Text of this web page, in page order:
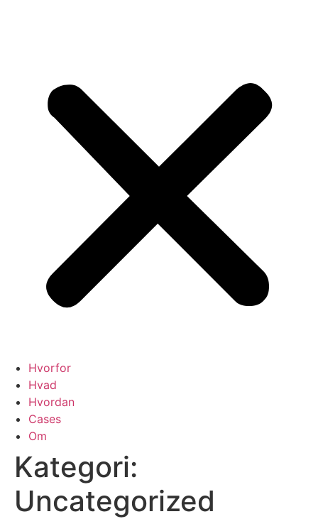
Hvorfor
Hvad
Hvordan
Cases
Om
Kategori:
Uncategorized